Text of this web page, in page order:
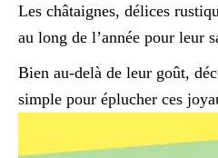
Les châtaignes, délices
au long de l’année pour leur
Bien au-delà de leur goût,
simple pour éplucher ces